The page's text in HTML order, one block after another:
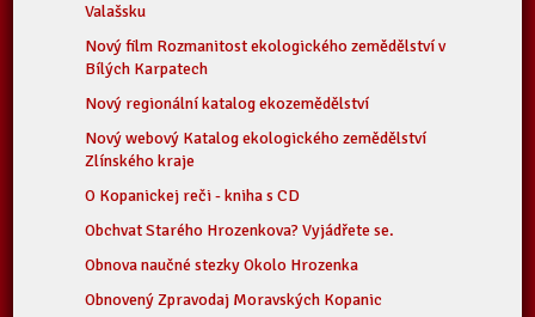
Valašsku
Nový film Rozmanitost ekologického zemědělství v
Bílých Karpatech
Nový regionální katalog ekozemědělství
Nový webový Katalog ekologického zemědělství
Zlínského kraje
O Kopanickej reči - kniha s CD
Obchvat Starého Hrozenkova? Vyjádřete se.
Obnova naučné stezky Okolo Hrozenka
Obnovený Zpravodaj Moravských Kopanic